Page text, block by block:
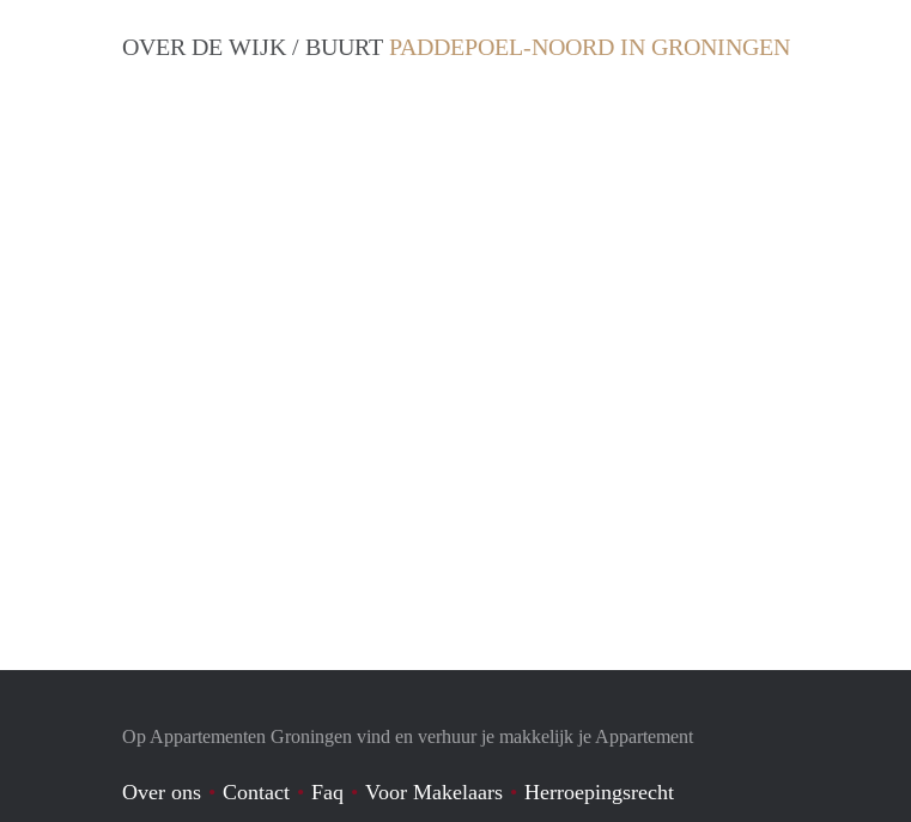
OVER DE WIJK / BUURT PADDEPOEL-NOORD IN GRONINGEN
Op Appartementen Groningen vind en verhuur je makkelijk je Appartement
Over ons Contact Faq Voor Makelaars Herroepingsrecht